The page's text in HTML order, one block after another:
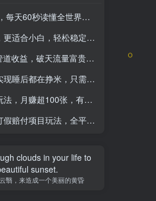
05月01日，星期五，每天60秒读懂全世界！-品小先项目发源地
视频号带货新玩法，更适合小白，轻松稳定出单
AI搞定小绿书长尾管道收益，破天流量富贵你还没接？ 简单复制黏贴图文赛道
微信小程序真正的实现睡后都在挣米，只需一键挂机
机器人视频掘金新玩法，月赚超100张，有手就能干，零基础，小白必备，落地保姆式教程
仅揭秘：最新侵权打假赔付项目玩法，全平台可用，不限商品，一单收益至少 500+
clouds in your life to
sunset.
翳，来造成一个美丽的黄昏